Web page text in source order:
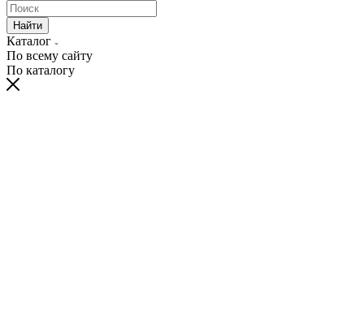
Найти
Каталог
По всему сайту
По каталогу